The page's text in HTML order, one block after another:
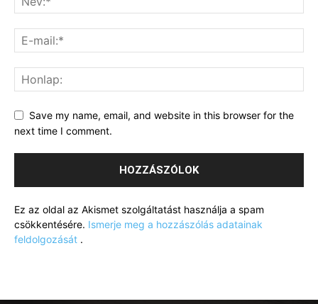
Save my name, email, and website in this browser for the
next time I comment.
Ez az oldal az Akismet szolgáltatást használja a spam
csökkentésére. Ismerje meg a hozzászólás adatainak
feldolgozását .